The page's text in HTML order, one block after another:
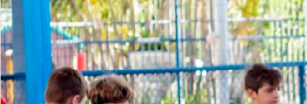
Lista de vídeos